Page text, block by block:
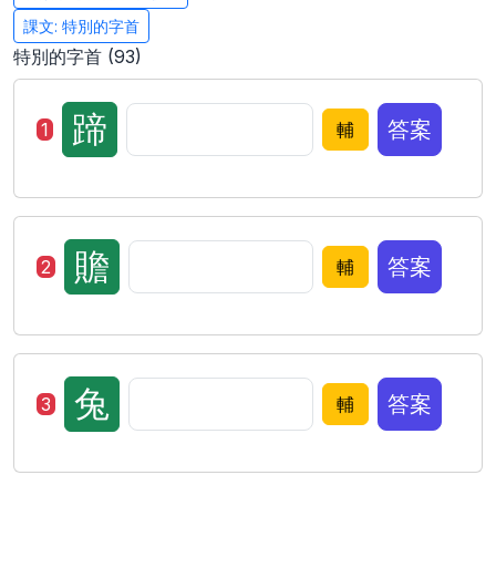
課文: 特別的字首
特別的字首 (93)
1 蹄 輔 答案
2 贍 輔 答案
3 兔 輔 答案